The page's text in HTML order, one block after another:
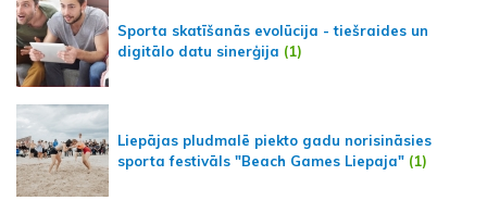
Sporta skatīšanās evolūcija - tiešraides un
digitālo datu sinerģija (1)
Liepājas pludmalē piekto gadu norisināsies
sporta festivāls "Beach Games Liepaja" (1)